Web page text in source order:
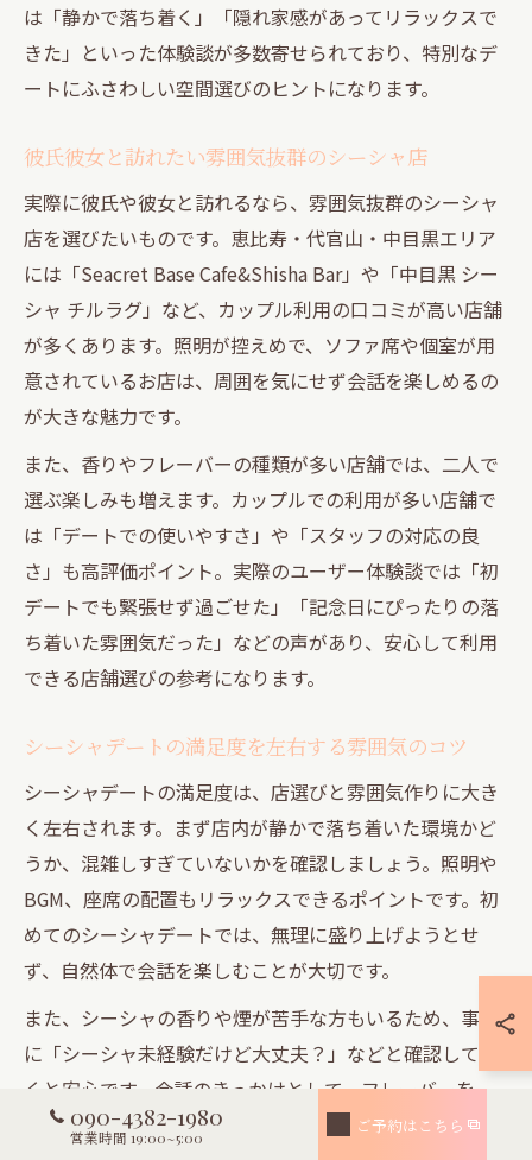
は「静かで落ち着く」「隠れ家感があってリラックスで
きた」といった体験談が多数寄せられており、特別なデ
ートにふさわしい空間選びのヒントになります。
彼氏彼女と訪れたい雰囲気抜群のシーシャ店
実際に彼氏や彼女と訪れるなら、雰囲気抜群のシーシャ
店を選びたいものです。恵比寿・代官山・中目黒エリア
には「Seacret Base Cafe&Shisha Bar」や「中目黒 シー
シャ チルラグ」など、カップル利用の口コミが高い店舗
が多くあります。照明が控えめで、ソファ席や個室が用
意されているお店は、周囲を気にせず会話を楽しめるの
が大きな魅力です。
また、香りやフレーバーの種類が多い店舗では、二人で
選ぶ楽しみも増えます。カップルでの利用が多い店舗で
は「デートでの使いやすさ」や「スタッフの対応の良
さ」も高評価ポイント。実際のユーザー体験談では「初
デートでも緊張せず過ごせた」「記念日にぴったりの落
ち着いた雰囲気だった」などの声があり、安心して利用
できる店舗選びの参考になります。
シーシャデートの満足度を左右する雰囲気のコツ
シーシャデートの満足度は、店選びと雰囲気作りに大き
く左右されます。まず店内が静かで落ち着いた環境かど
うか、混雑しすぎていないかを確認しましょう。照明や
BGM、座席の配置もリラックスできるポイントです。初
めてのシーシャデートでは、無理に盛り上げようとせ
ず、自然体で会話を楽しむことが大切です。
また、シーシャの香りや煙が苦手な方もいるため、事前
に「シーシャ未経験だけど大丈夫？」などと確認してお
くと安心です。会話のきっかけとして、フレーバーを一
緒に選ぶ、シーシャの吸い方を教え合うなど、二人で体
090-4382-1980
営業時間 19:00~5:00
ご予約はこちら